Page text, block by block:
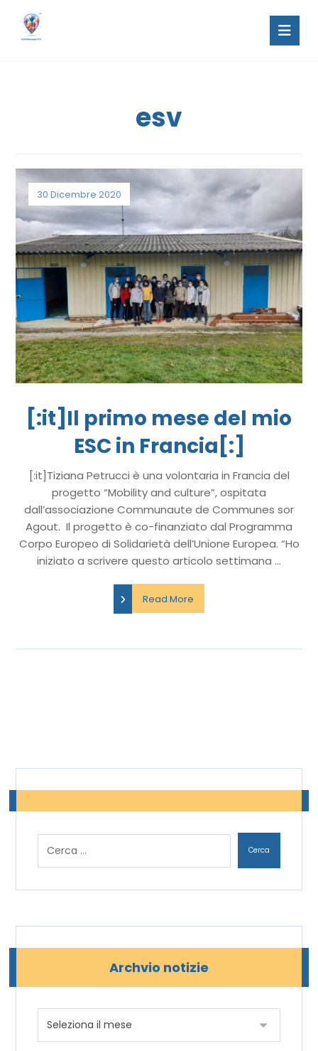
esv
[:it]Il primo mese del mio
ESC in Francia[:]
30 Dicembre 2020
[:it]Tiziana Petrucci è una volontaria in Francia del
progetto “Mobility and culture”, ospitata
dall’associazione Communaute de Communes sor
Agout. Il progetto è co-finanziato dal Programma
Corpo Europeo di Solidarietà dell’Unione Europea. “Ho
iniziato a scrivere questo articolo settimana ...
Read More
Archvio notizie